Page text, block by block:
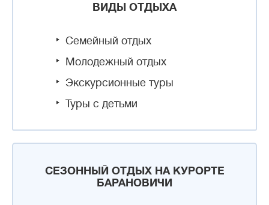
ВИДЫ ОТДЫХА
Семейный отдых
Молодежный отдых
Экскурсионные туры
Туры с детьми
СЕЗОННЫЙ ОТДЫХ НА КУРОРТЕ
БАРАНОВИЧИ